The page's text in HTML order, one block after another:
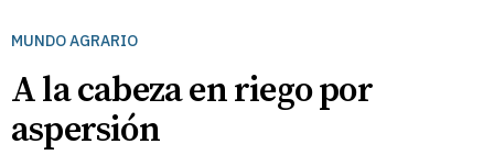
MUNDO AGRARIO
A la cabeza en riego por
aspersión